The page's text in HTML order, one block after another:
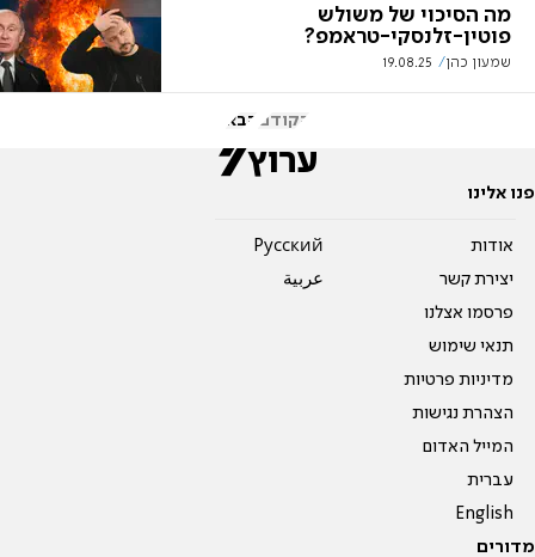
מה הסיכוי של משולש
פוטין-זלנסקי-טראמפ?
שמעון כהן 19.08.25
הקודם הבא
פנו אלינו
אודות
יצירת קשר
פרסמו אצלנו
תנאי שימוש
מדיניות פרטיות
הצהרת נגישות
המייל האדום
עברית
English
Pусский
عربية
מדורים